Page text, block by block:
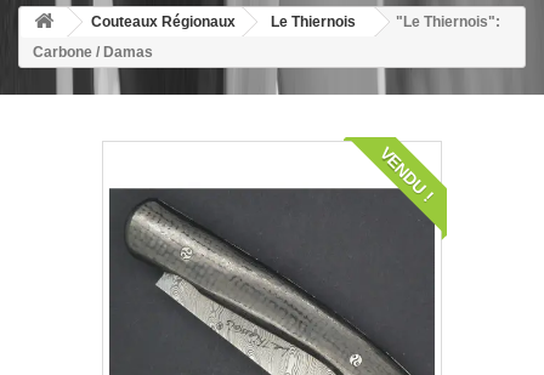
Couteaux Régionaux Le Thiernois
"Le Thiernois":
Carbone / Damas
VENDU !